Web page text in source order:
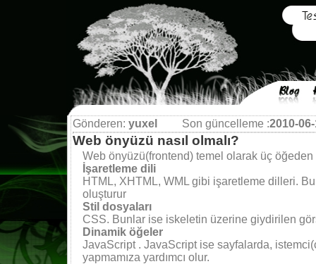
Gönderen: yuxel Son güncelleme :2010-
Web önyüzü nasıl olmalı?
Web önyüzü(frontend) temel olarak üç öğeden
İşaretleme dili
HTML, XHTML, WML gibi işaretleme dilleri.
oluşturur
Stil dosyaları
CSS. Bunlar ise iskeletin üzerine giydirilen
Dinamik öğeler
JavaScript . JavaScript ise sayfalarda,
yapmamıza yardımcı olur.